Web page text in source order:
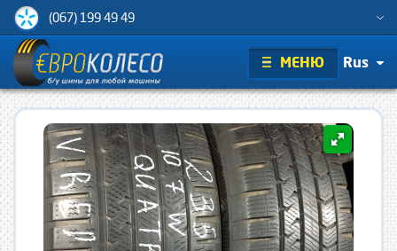
(067) 199 49 49
МЕНЮ Rus